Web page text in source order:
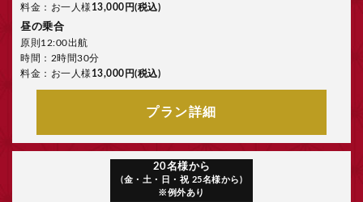
料金：お一人様 13,000円(税込)
昼の乗合
原則12:00出航
時間：2時間30分
料金：お一人様 13,000円(税込)
プラン詳細
20名様から
(金・土・日・祝 25名様から)
※例外あり